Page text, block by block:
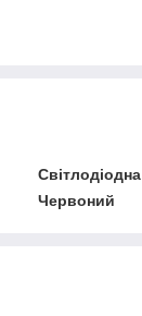
Світлодіодна
Червоний